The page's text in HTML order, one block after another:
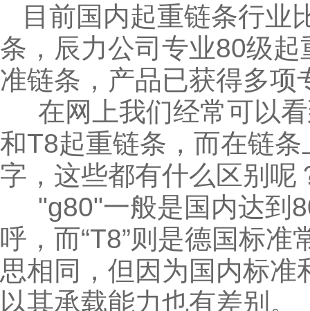
目前国内起重链条行业
条，辰力公司专业80级
准链条，产品已获得多项
在网上我们经常可以看
和T8起重链条，而在链条
字，这些都有什么区别呢
"g80"一般是国内达到
呼，而“T8”则是德国标
思相同，但因为国内标准
以其承载能力也有差别。